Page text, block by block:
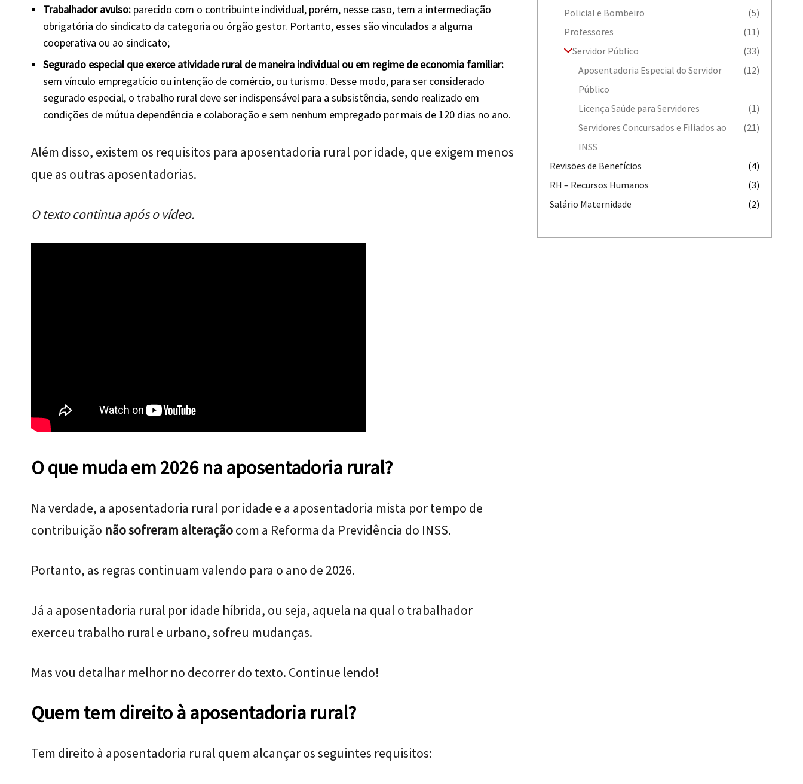
Trabalhador avulso: parecido com o contribuinte individual, porém, nesse caso, tem a intermediação
obrigatória do sindicato da categoria ou órgão gestor. Portanto, esses são vinculados a alguma
cooperativa ou ao sindicato;
Segurado especial que exerce atividade rural de maneira individual ou em regime de economia familiar:
sem vínculo empregatício ou intenção de comércio, ou turismo. Desse modo, para ser considerado
segurado especial, o trabalho rural deve ser indispensável para a subsistência, sendo realizado em
condições de mútua dependência e colaboração e sem nenhum empregado por mais de 120 dias no ano.
Além disso, existem os requisitos para aposentadoria rural por idade, que exigem menos
que as outras aposentadorias.
O texto continua após o vídeo.
O que muda em 2026 na aposentadoria rural?
Na verdade, a aposentadoria rural por idade e a aposentadoria mista por tempo de
contribuição não sofreram alteraçãocom a Reforma da Previdência do INSS.
Portanto, as regras continuam valendo para o ano de 2026.
Já a aposentadoria rural por idade híbrida, ou seja, aquela na qual o trabalhador
exerceu trabalho rural e urbano, sofreu mudanças.
Mas vou detalhar melhor no decorrer do texto. Continue lendo!
Quem tem direito à aposentadoria rural?
Tem direito à aposentadoria rural quem alcançar os seguintes requisitos:
Policial e Bombeiro
(5)
Professores
(11)
Servidor Público
(33)
Aposentadoria Especial do Servidor
Público
(12)
Licença Saúde para Servidores
(1)
Servidores Concursados e Filiados ao
INSS
(21)
Revisões de Benefícios
(4)
RH – Recursos Humanos
(3)
Salário Maternidade
(2)